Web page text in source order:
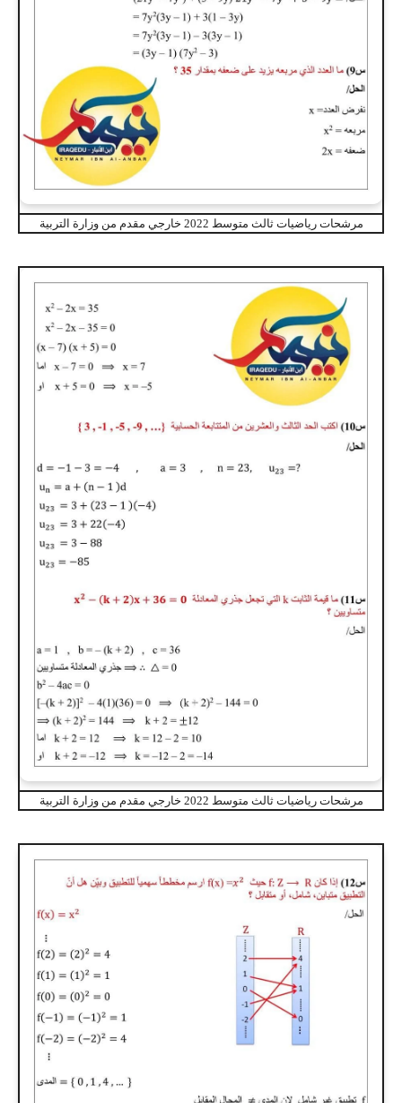
مرشحات رياضيات ثالث متوسط 2022 خارجي مقدم من وزارة التربية
مرشحات رياضيات ثالث متوسط 2022 خارجي مقدم من وزارة التربية